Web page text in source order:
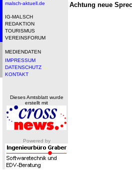
malsch-aktuell.de
IG-MALSCH
REDAKTION
TOURISMUS
VEREINSFORUM
MEDIENDATEN
IMPRESSUM
DATENSCHUTZ
KONTAKT
Dieses Amtsblatt wurde
erstellt mit
Powered by
Achtung neue